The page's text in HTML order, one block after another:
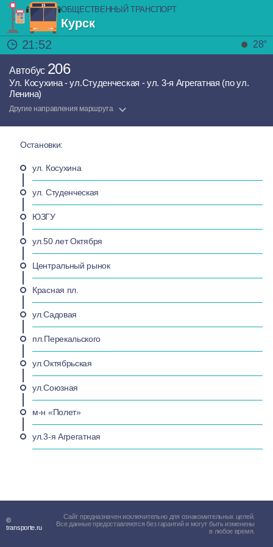
ОБЩЕСТВЕННЫЙ ТРАНСПОРТ
Курск
21:52
28°
Автобус 206
Ул. Косухина - ул.Студенческая - ул. 3-я Агрегатная (по ул.
Ленина)
Другие направления маршрута
Остановки:
ул. Косухина
ул. Студенческая
ЮЗГУ
ул.50 лет Октября
Центральный рынок
Красная пл.
ул.Садовая
пл.Перекальского
ул.Октябрьская
ул.Союзная
м-н «Полет»
ул.3-я Агрегатная
©
transporte.ru
Сайт предназначен исключительно для ознакомительных целей.
Все данные предоставляются без гарантий и могут быть изменены
в любое время.